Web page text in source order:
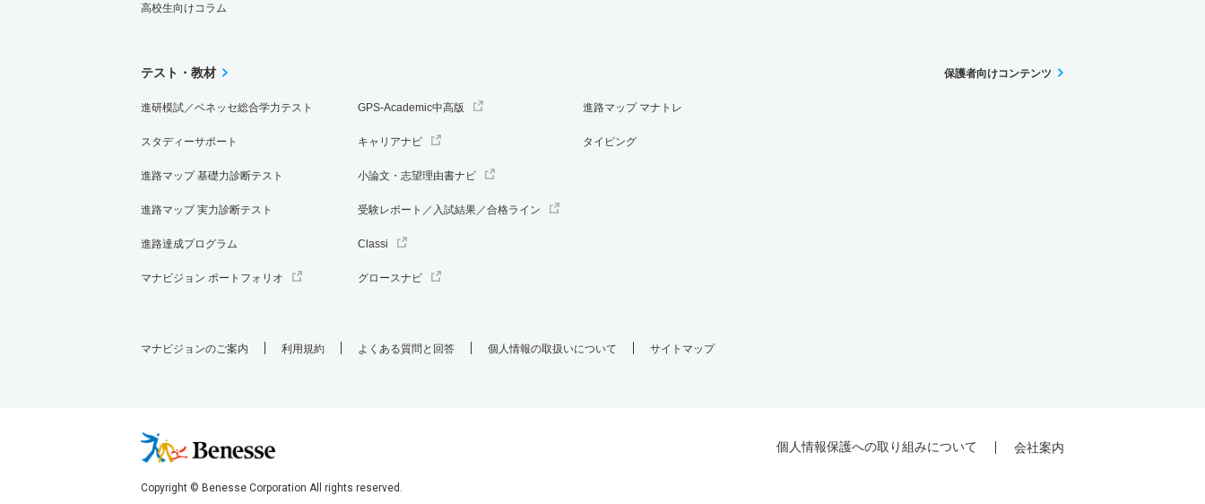
高校生向けコラム
テスト・教材
進研模試／ベネッセ総合学力テスト
スタディーサポート
進路マップ 基礎力診断テスト
進路マップ 実力診断テスト
進路達成プログラム
マナビジョン ポートフォリオ
GPS-Academic中高版
キャリアナビ
小論文・志望理由書ナビ
受験レポート／入試結果／合格ライン
Classi
グロースナビ
進路マップ マナトレ
タイピング
保護者向けコンテンツ
マナビジョンのご案内 利用規約 よくある質問と回答 個人情報の取扱いについて サイトマップ
個人情報保護への取り組みについて 会社案内
Copyright © Benesse Corporation All rights reserved.